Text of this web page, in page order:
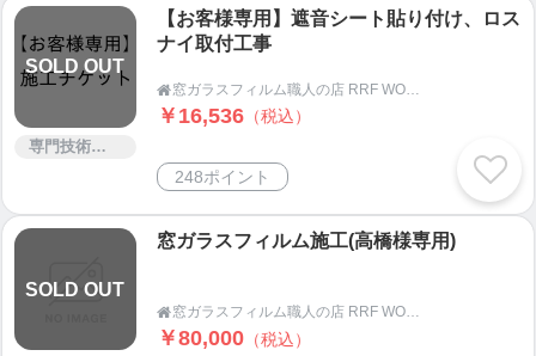
ムより可能です。
施工中や移動中など出れない場合は後ほど掛けな
おします。
メールかフォームで詳細と併せてご連絡頂くとス
ムーズです。
② 現地調査・お見積り
現地調査の日程等を確認致します。
採寸、ガラスの状態、施工環境の確認が必要な為
必ず現調してからのお見積りとなります。
③ ご検討
SOLD OUT
専門技術サービス
【お客様専用】遮音シート貼り付け、ロス
ナイ取付工事

￥16,536 （税込）
248ポイント
SOLD OUT
窓ガラスフィルム施工(高橋様専用)

￥80,000 （税込）